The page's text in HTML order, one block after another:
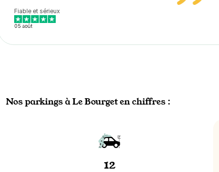
Fiable et sérieux
05 août
Nos parkings à Le Bourget en chiffres :
12